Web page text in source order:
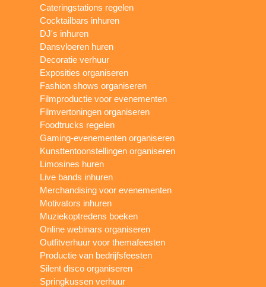
Cateringstations regelen
Cocktailbars inhuren
DJ's inhuren
Dansvloeren huren
Decoratie verhuur
Exposities organiseren
Fashion shows organiseren
Filmproductie voor evenementen
Filmvertoningen organiseren
Foodtrucks regelen
Gaming-evenementen organiseren
Kunsttentoonstellingen organiseren
Limosines huren
Live bands inhuren
Merchandising voor evenementen
Motivators inhuren
Muziekoptredens boeken
Online webinars organiseren
Outfitverhuur voor themafeesten
Productie van bedrijfsfeesten
Silent disco organiseren
Springkussen verhuur